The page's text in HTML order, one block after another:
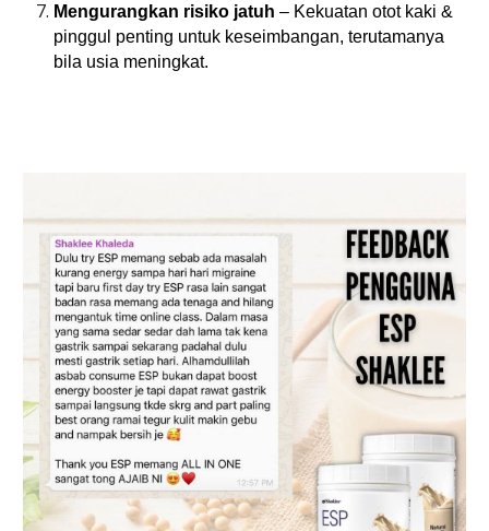
Mengurangkan risiko jatuh – Kekuatan otot kaki &
pinggul penting untuk keseimbangan, terutamanya
bila usia meningkat.